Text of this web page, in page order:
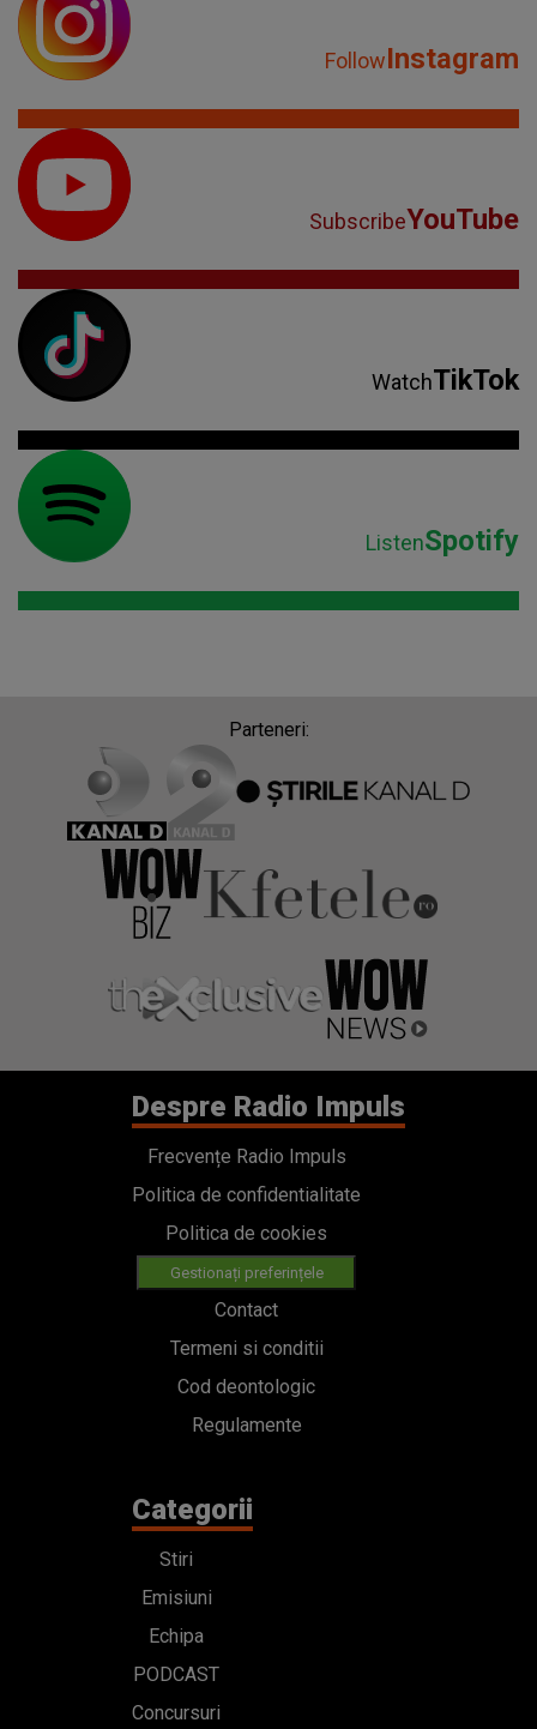
FollowInstagram
SubscribeYouTube
WatchTikTok
ListenSpotify
Parteneri:
Despre Radio Impuls
Frecvențe Radio Impuls
Politica de confidentialitate
Politica de cookies
Gestionați preferințele
Contact
Termeni si conditii
Cod deontologic
Regulamente
Categorii
Stiri
Emisiuni
Echipa
PODCAST
Concursuri